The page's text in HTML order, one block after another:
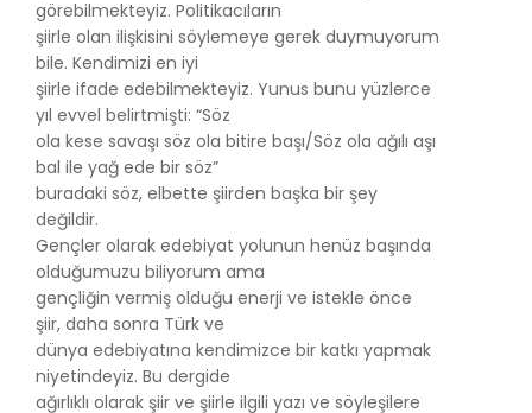
görebilmekteyiz. Politikacıların
şiirle olan ilişkisini söylemeye gerek duymuyorum
bile. Kendimizi en iyi
şiirle ifade edebilmekteyiz. Yunus bunu yüzlerce
yıl evvel belirtmişti: “Söz
ola kese savaşı söz ola bitire başı/Söz ola ağılı aşı
bal ile yağ ede bir söz”
buradaki söz, elbette şiirden başka bir şey
değildir.
Gençler olarak edebiyat yolunun henüz başında
olduğumuzu biliyorum ama
gençliğin vermiş olduğu enerji ve istekle önce
şiir, daha sonra Türk ve
dünya edebiyatına kendimizce bir katkı yapmak
niyetindeyiz. Bu dergide
ağırlıklı olarak şiir ve şiirle ilgili yazı ve söyleşilere